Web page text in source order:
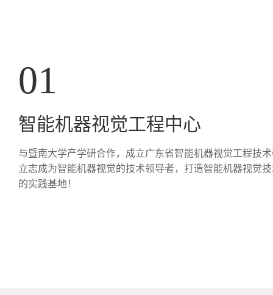
01
智能机器视觉工程中心
与暨南大学产学研合作，成立广东省智能机器视觉工程技
立志成为智能机器视觉的技术领导者，打造智能机器视觉
的实践基地！